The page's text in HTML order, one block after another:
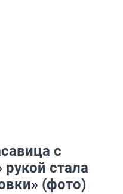
с
стала
(фото)